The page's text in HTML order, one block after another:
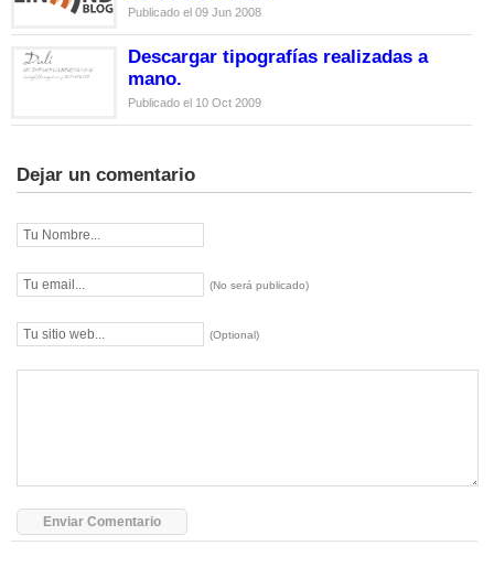
Publicado el 09 Jun 2008
Descargar tipografías realizadas a
mano.
Publicado el 10 Oct 2009
Dejar un comentario
(No será publicado)
(Optional)